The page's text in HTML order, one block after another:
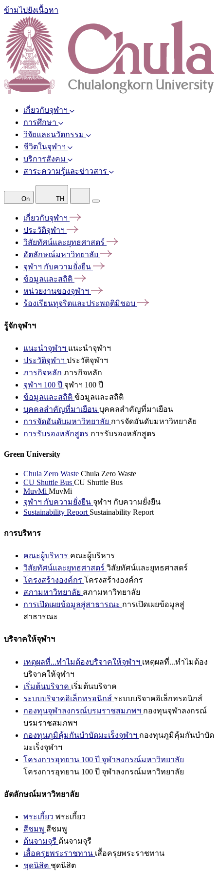
ข้ามไปยังเนื้อหา
เกี่ยวกับจุฬาฯ
การศึกษา
วิจัยและนวัตกรรม
ชีวิตในจุฬาฯ
บริการสังคม
สาระความรู้และข่าวสาร
On TH
เกี่ยวกับจุฬาฯ
ประวัติจุฬาฯ
วิสัยทัศน์และยุทธศาสตร์
อัตลักษณ์มหาวิทยาลัย
จุฬาฯ กับความยั่งยืน
ข้อมูลและสถิติ
หน่วยงานของจุฬาฯ
ร้องเรียนทุจริตและประพฤติมิชอบ
รู้จักจุฬาฯ
แนะนำจุฬาฯ แนะนำจุฬาฯ
ประวัติจุฬาฯ ประวัติจุฬาฯ
ภารกิจหลัก ภารกิจหลัก
จุฬาฯ 100 ปี จุฬาฯ 100 ปี
ข้อมูลและสถิติ ข้อมูลและสถิติ
บุคคลสำคัญที่มาเยือน บุคคลสำคัญที่มาเยือน
การจัดอันดับมหาวิทยาลัย การจัดอันดับมหาวิทยาลัย
การรับรองหลักสูตร การรับรองหลักสูตร
Green University
Chula Zero Waste Chula Zero Waste
CU Shuttle Bus CU Shuttle Bus
MuvMi MuvMi
จุฬาฯ กับความยั่งยืน จุฬาฯ กับความยั่งยืน
Sustainability Report Sustainability Report
การบริหาร
คณะผู้บริหาร คณะผู้บริหาร
วิสัยทัศน์และยุทธศาสตร์ วิสัยทัศน์และยุทธศาสตร์
โครงสร้างองค์กร โครงสร้างองค์กร
สภามหาวิทยาลัย สภามหาวิทยาลัย
การเปิดเผยข้อมูลสู่สาธารณะ การเปิดเผยข้อมูลสู่
สาธารณะ
บริจาคให้จุฬาฯ
เหตุผลที่...ทำไมต้องบริจาคให้จุฬาฯ เหตุผลที่...ทำไมต้อง
บริจาคให้จุฬาฯ
เริ่มต้นบริจาค เริ่มต้นบริจาค
ระบบบริจาคอิเล็กทรอนิกส์ ระบบบริจาคอิเล็กทรอนิกส์
กองทุนจุฬาลงกรณ์บรมราชสมภพฯ กองทุนจุฬาลงกรณ์
บรมราชสมภพฯ
กองทุนภูมิคุ้มกันบำบัดมะเร็งจุฬาฯ กองทุนภูมิคุ้มกันบำบัด
มะเร็งจุฬาฯ
โครงการอุทยาน 100 ปี จุฬาลงกรณ์มหาวิทยาลัย
โครงการอุทยาน 100 ปี จุฬาลงกรณ์มหาวิทยาลัย
อัตลักษณ์มหาวิทยาลัย
พระเกี้ยว พระเกี้ยว
สีชมพู สีชมพู
ต้นจามจุรี ต้นจามจุรี
เสื้อครุยพระราชทาน เสื้อครุยพระราชทาน
ชุดนิสิต ชุดนิสิต